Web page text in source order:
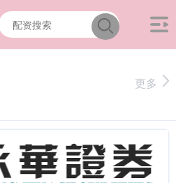
更多